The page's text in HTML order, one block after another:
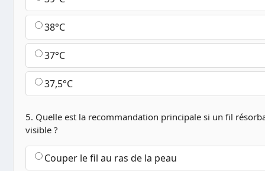
38°C
37°C
37,5°C
5. Quelle est la recommandation principale si un fil
visible ?
Couper le fil au ras de la peau